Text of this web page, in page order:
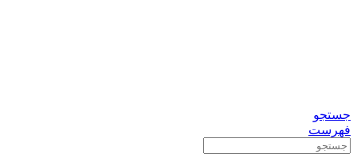
جستجو
فهرست